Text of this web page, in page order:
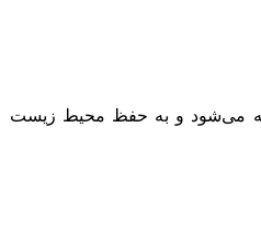
می‌شود و به حفظ محیط زیست